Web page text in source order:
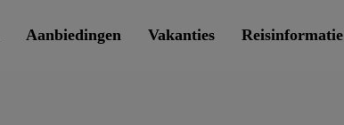
Aanbiedingen Vakanties Reisinformatie